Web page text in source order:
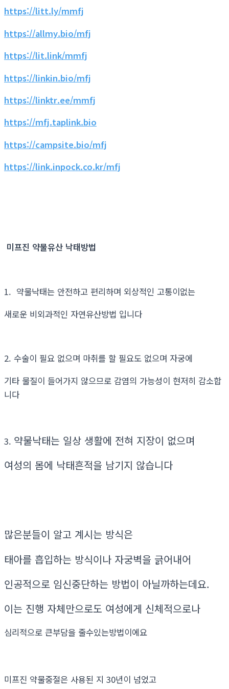
https://litt.ly/mmfj
https://allmy.bio/mfj
https://lit.link/mmfj
https://linkin.bio/mfj
https://linktr.ee/mmfj
https://mfj.taplink.bio
https://campsite.bio/mfj
https://link.inpock.co.kr/mfj
미프진 약물유산 낙태방법
1. 약물낙태는 안전하고 편리하며 외상적인 고통이없는
새로운 비외과적인 자연유산방법 입니다
2. 수술이 필요 없으며 마취를 할 필요도 없으며 자궁에
기타 물질이 들어가지 않으므로 감염의 가능성이 현저히 감소합
니다
3. 약물낙태는 일상 생활에 전혀 지장이 없으며
여성의 몸에 낙태흔적을 남기지 않습니다
많은분들이 알고 계시는 방식은
태아를 흡입하는 방식이나 자궁벽을 긁어내어
인공적으로 임신중단하는 방법이 아닐까하는데요.
이는 진행 자체만으로도 여성에게 신체적으로나
심리적으로 큰부담을 줄수있는방법이에요
미프진 약물중절은 사용된 지 30년이 넘었고